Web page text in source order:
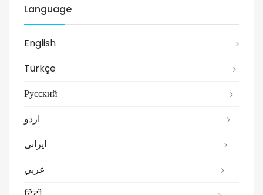
Language
English
Türkçe
Русский
اردو
ایرانی
عربي